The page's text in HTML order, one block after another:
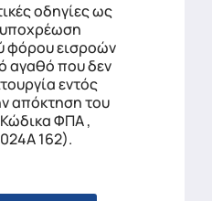
οδηγίες ως
φόρου εισροών
αγαθό που δεν
εντός
απόκτηση του
ΦΠΑ ,
162).